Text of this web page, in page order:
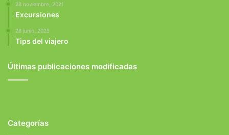
28 noviembre, 2021
Excursiones
28 junio, 2025
Tips del viajero
Últimas publicaciones modificadas
Categorías